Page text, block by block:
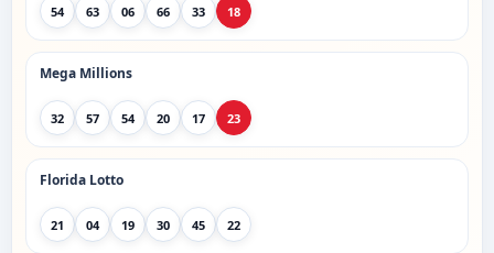
54 63 06 66 33 18
Mega Millions
32 57 54 20 17 23
Florida Lotto
21 04 19 30 45 22